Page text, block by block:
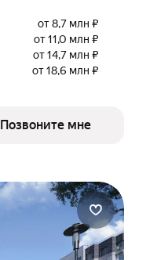
от 8,7 млн ₽
от 11,0 млн ₽
от 14,7 млн ₽
от 18,6 млн ₽
Позвоните мне